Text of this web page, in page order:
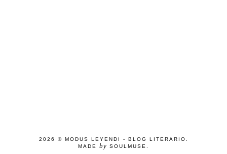
2026 © MODUS LEYENDI - BLOG LITERARIO
MADE by SOULMUSE